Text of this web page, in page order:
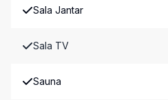
Sala Jantar
Sala TV
Sauna